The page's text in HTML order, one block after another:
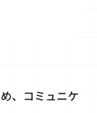
、コミュニケ